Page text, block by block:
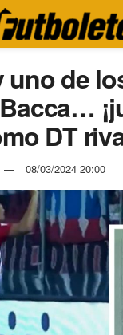
uno de
DT
08/03/2024 20:00